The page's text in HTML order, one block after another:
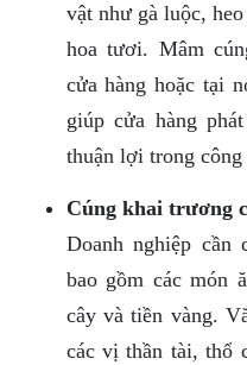
vật như gà luộc,
hoa tươi. Mâm
cửa hàng hoặc tại
giúp cửa hàng
thuận lợi trong công
Cúng khai trương
Doanh nghiệp cần
bao gồm các món
cây và tiền vàng.
các vị thần tài, thổ